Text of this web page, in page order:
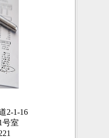
2-1-16
号室